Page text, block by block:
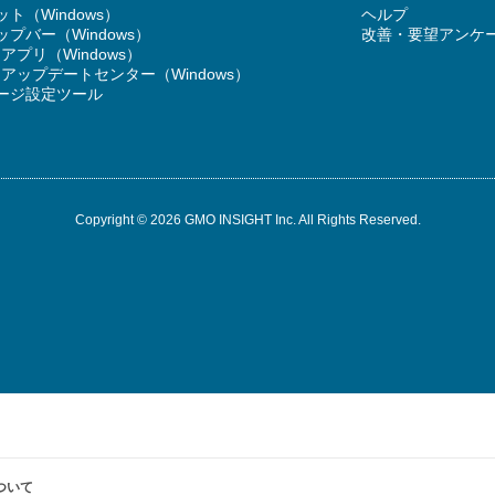
ト（Windows）
プバー（Windows）
プリ（Windows）
ップデートセンター（Windows）
ジ設定ツール
ヘルプ
改善・要望アンケ
Copyright © 2026 GMO INSIGHT Inc. All Rights Reserved.
いて